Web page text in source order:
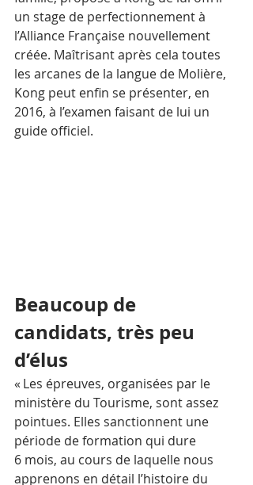
un stage de perfectionnement à
l’Alliance Française nouvellement
créée. Maîtrisant après cela toutes
les arcanes de la langue de Molière,
Kong peut enfin se présenter, en
2016, à l’examen faisant de lui un
guide officiel.
Beaucoup de
candidats, très peu
d’élus
« Les épreuves, organisées par le
ministère du Tourisme, sont assez
pointues. Elles sanctionnent une
période de formation qui dure
6 mois, au cours de laquelle nous
apprenons en détail l’histoire du